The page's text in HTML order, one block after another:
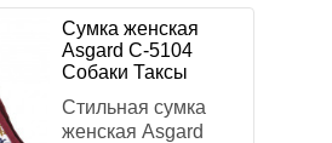
Сумка женская
Asgard С-5104
Собаки Таксы
Стильная сумка
женская Asgard